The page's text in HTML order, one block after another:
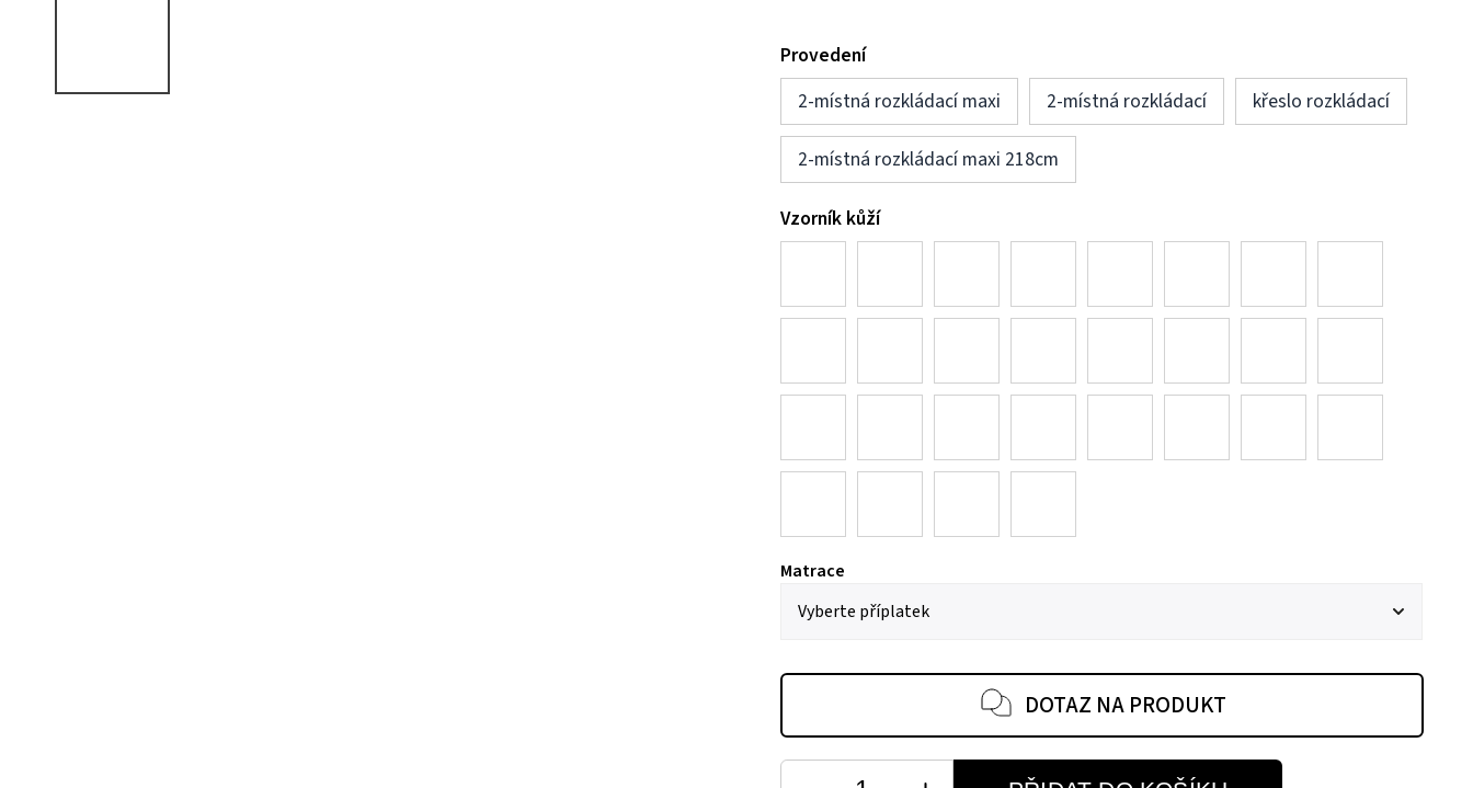
Provedení
2-místná rozkládací maxi
2-místná rozkládací křeslo rozkládací
2-místná rozkládací maxi 218cm
Vzorník kůží
Matrace
DOTAZ NA PRODUKT